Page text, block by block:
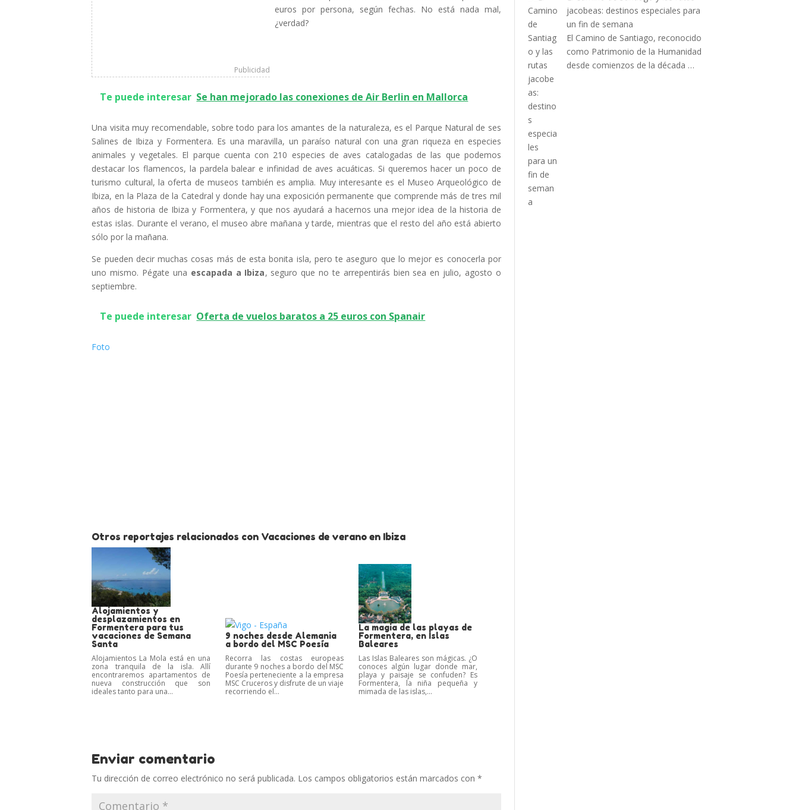
Publicidad
euros por persona, según fechas. No está nada mal,
¿verdad?
Te puede interesar Se han mejorado las conexiones de Air Berlin en Mallorca
Una visita muy recomendable, sobre todo para los amantes de la naturaleza, es el Parque Natural de ses
Salines de Ibiza y Formentera. Es una maravilla, un paraíso natural con una gran riqueza en especies
animales y vegetales. El parque cuenta con 210 especies de aves catalogadas de las que podemos
destacar los flamencos, la pardela balear e infinidad de aves acuáticas. Si queremos hacer un poco de
turismo cultural, la oferta de museos también es amplia. Muy interesante es el Museo Arqueológico de
Ibiza, en la Plaza de la Catedral y donde hay una exposición permanente que comprende más de tres mil
años de historia de Ibiza y Formentera, y que nos ayudará a hacernos una mejor idea de la historia de
estas islas. Durante el verano, el museo abre mañana y tarde, mientras que el resto del año está abierto
sólo por la mañana.
Se pueden decir muchas cosas más de esta bonita isla, pero te aseguro que lo mejor es conocerla por
uno mismo. Pégate una escapada a Ibiza, seguro que no te arrepentirás bien sea en julio, agosto o
septiembre.
Te puede interesar Oferta de vuelos baratos a 25 euros con Spanair
Foto
Otros reportajes relacionados con Vacaciones de verano en Ibiza
Alojamientos y
desplazamientos en
Formentera para tus
vacaciones de Semana
Santa
Alojamientos La Mola está en una
zona tranquila de la isla. Allí
encontraremos apartamentos de
nueva construcción que son
ideales tanto para una...
9 noches desde Alemania
a bordo del MSC Poesía
Recorra las costas europeas
durante 9 noches a bordo del MSC
Poesía perteneciente a la empresa
MSC Cruceros y disfrute de un viaje
recorriendo el...
La magia de las playas de
Formentera, en Islas
Baleares
Las Islas Baleares son mágicas. ¿O
conoces algún lugar donde mar,
playa y paisaje se confuden? Es
Formentera, la niña pequeña y
mimada de las islas,...
Enviar comentario
Tu dirección de correo electrónico no será publicada. Los campos obligatorios están marcados con*
jacobeas: destinos especiales para
un fin de semana
El Camino de Santiago, reconocido
como Patrimonio de la Humanidad
desde comienzos de la década …